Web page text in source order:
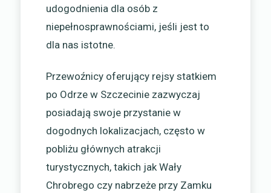
udogodnienia dla osób z
niepełnosprawnościami, jeśli jest to
dla nas istotne.
Przewoźnicy oferujący rejsy statkiem
po Odrze w Szczecinie zazwyczaj
posiadają swoje przystanie w
dogodnych lokalizacjach, często w
pobliżu głównych atrakcji
turystycznych, takich jak Wały
Chrobrego czy nabrzeże przy Zamku